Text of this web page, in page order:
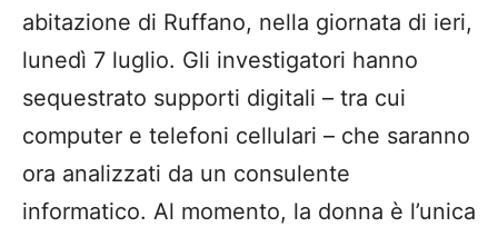
abitazione di Ruffano, nella giornata di ieri,
lunedì 7 luglio. Gli investigatori hanno
sequestrato supporti digitali – tra cui
computer e telefoni cellulari – che saranno
ora analizzati da un consulente
informatico. Al momento, la donna è l’unica